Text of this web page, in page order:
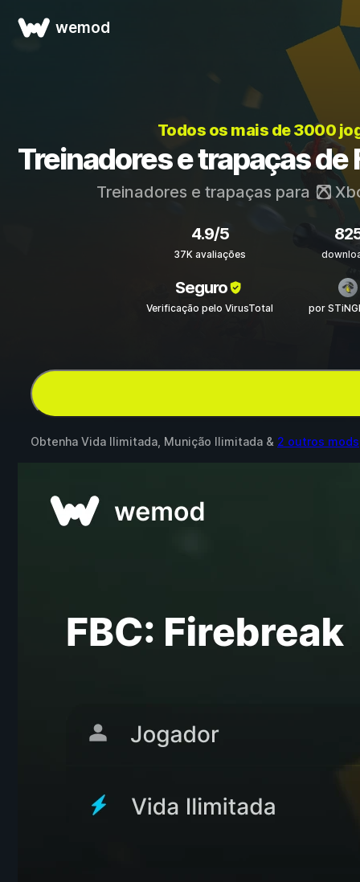
wemod
Todos os mais de 3000
Treinadores e trapaças de
Treinadores e trapaças para
4.9/5
37K avaliações
Seguro
Verificação pelo VirusTotal por
Obtenha Vida Ilimitada, Munição Ilimitada & 2 outros mods